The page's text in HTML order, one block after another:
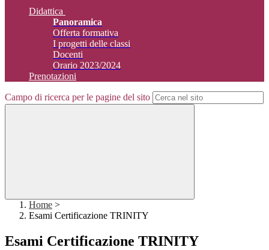
Didattica
Panoramica
Offerta formativa
I progetti delle classi
Docenti
Orario 2023/2024
Prenotazioni
Campo di ricerca per le pagine del sito
Home >
Esami Certificazione TRINITY
Esami Certificazione TRINITY